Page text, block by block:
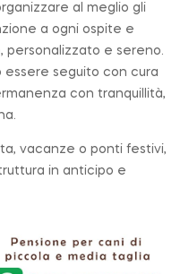
al meglio gli
a ogni ospite e
personalizzato e sereno.
essere seguito con cura
con tranquillità,
vacanze o ponti festivi,
in anticipo e